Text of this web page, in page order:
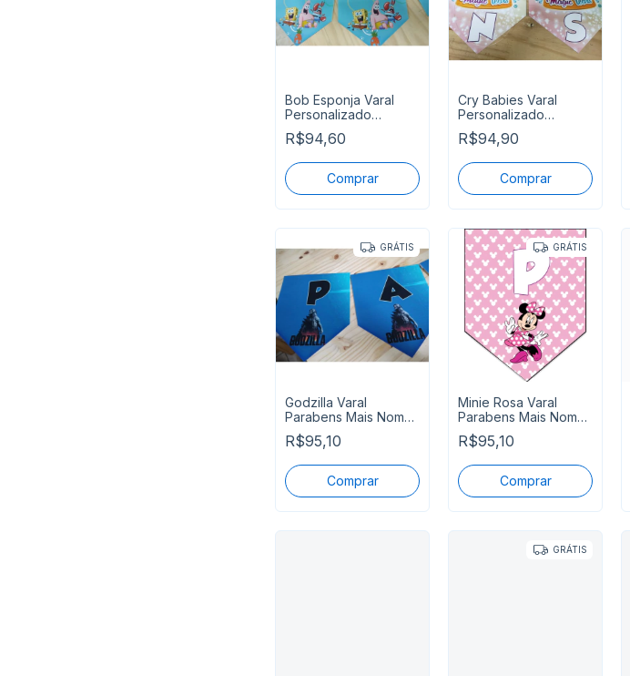
Bob Esponja Varal
Personalizado
Parabéns Mais Nome
P Entrega
R$94,60
Cry Babies Varal
Personalizado
Parabens Mais Nome
R$94,90
GRÁTIS
Godzilla Varal
Parabens Mais Nome
Pronta Entrega
R$95,10
GRÁTIS
Minie Rosa Varal
Parabens Mais Nome
Pronta Entrega
R$95,10
GRÁTIS